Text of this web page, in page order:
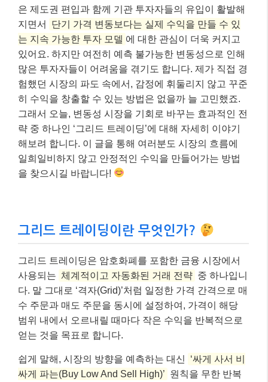
은 제도권 편입과 함께 기관 투자자들의 유입이 활발해
지면서
단기 가격 변동보다는 실제 수익을 만들 수 있
는 지속 가능한 투자 모델 에 대한 관심이 더욱 커지고
있어요. 하지만 여전히 예측 불가능한 변동성으로 인해
많은 투자자들이 어려움을 겪기도 합니다. 제가 직접 경
험했던 시장의 파도 속에서, 감정에 휘둘리지 않고 꾸준
히 수익을 창출할 수 있는 방법은 없을까 늘 고민했죠.
그래서 오늘, 변동성 시장을 기회로 바꾸는 효과적인 전
략 중 하나인 ‘그리드 트레이딩’에 대해 자세히 이야기
해보려 합니다. 이 글을 통해 여러분도 시장의 흐름에
일희일비하지 않고 안정적인 수익을 만들어가는 방법
을 찾으시길 바랍니다!
그리드 트레이딩이란 무엇인가?
그리드 트레이딩은 암호화폐를 포함한 금융 시장에서
사용되는 체계적이고 자동화된 거래 전략 중 하나입니
다. 말 그대로 ‘격자(Grid)’처럼 일정한 가격 간격으로 매
수 주문과 매도 주문을 동시에 설정하여, 가격이 해당
범위 내에서 오르내릴 때마다 작은 수익을 반복적으로
얻는 것을 목표로 합니다.
쉽게 말해, 시장의 방향을 예측하는 대신
‘싸게 사서 비
싸게 파는(Buy Low And Sell High)’ 원칙을 무한 반복